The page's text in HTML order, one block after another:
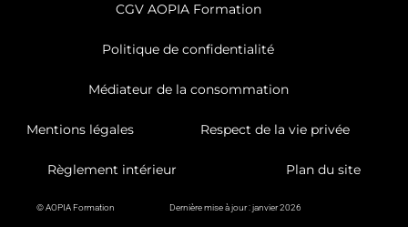
CGV AOPIA Formation
Politique de confidentialité
Médiateur de la consommation
Mentions légales Respect de la vie privée
Règlement intérieur Plan du site
© AOPIA Formation Dernière mise à jour : janvier 2026